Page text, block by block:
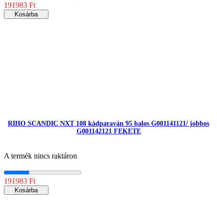
191983 Ft
Kosárba
RIHO SCANDIC NXT 108 kádparaván 95 balos G001141121/ jobbos
G001142121 FEKETE
A termék nincs raktáron
191983 Ft
Kosárba